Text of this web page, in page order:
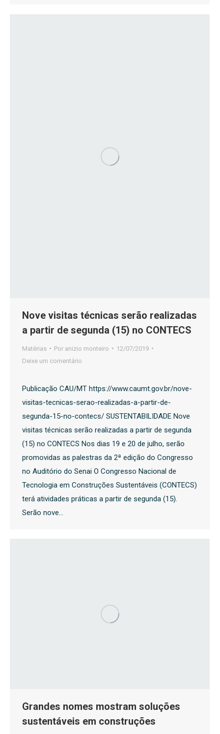
Nove visitas técnicas serão realizadas
a partir de segunda (15) no CONTECS
Matérias Por anizio monteiro
12/07/2019
Deixe um comentário
Publicação CAU/MT https://www.caumt.gov.br/nove-
visitas-tecnicas-serao-realizadas-a-partir-de-
segunda-15-no-contecs/ SUSTENTABILIDADE Nove
visitas técnicas serão realizadas a partir de segunda
(15) no CONTECS Nos dias 19 e 20 de julho, serão
promovidas as palestras da 2ª edição do Congresso
no Auditório do Senai O Congresso Nacional de
Tecnologia em Construções Sustentáveis (CONTECS)
terá atividades práticas a partir de segunda (15).
Serão nove…
Grandes nomes mostram soluções
sustentáveis em construções